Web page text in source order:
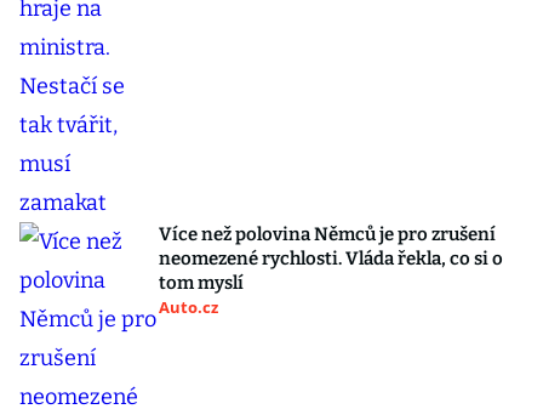
Více než polovina Němců je pro zrušení
neomezené rychlosti. Vláda řekla, co si o
tom myslí
Auto.cz